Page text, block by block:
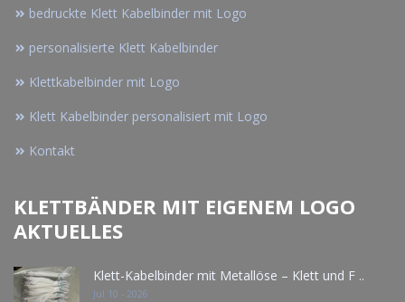
bedruckte Klett Kabelbinder mit Logo
personalisierte Klett Kabelbinder
Klettkabelbinder mit Logo
Klett Kabelbinder personalisiert mit Logo
Kontakt
KLETTBÄNDER MIT EIGENEM LOGO
AKTUELLES
Klett-Kabelbinder mit Metallöse – Klett und F ..
Jul 10 - 2026